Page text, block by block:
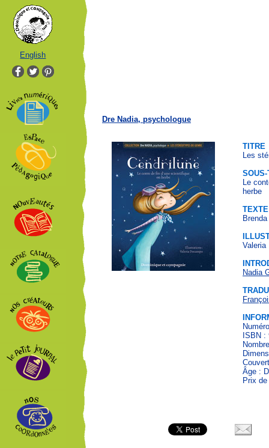
English
Dre Nadia, psychologue
TITRE
Les
Le
herbe
TEXTE
Valeria
Nadia
ISBN :
Âge :
Prix